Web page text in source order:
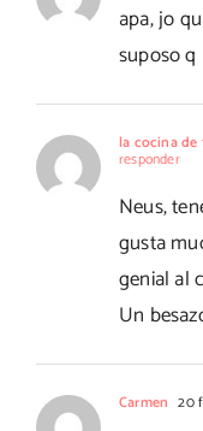
apa, jo
suposo
la cocina de
responder
Neus,
gusta
genial al
Un
Carmen 20